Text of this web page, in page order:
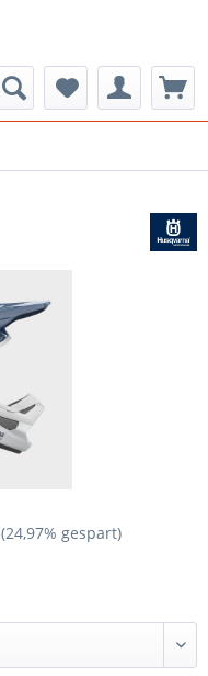
(24,97% gespart)